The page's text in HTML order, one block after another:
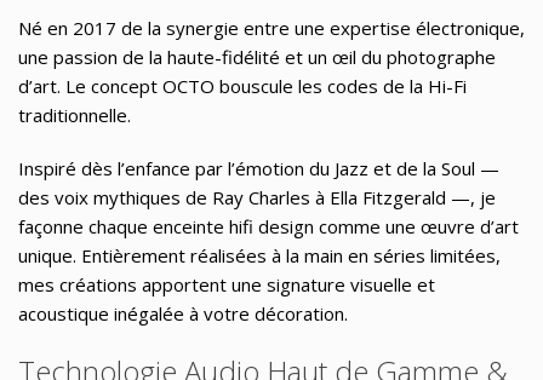
Né en 2017 de la synergie entre une expertise électronique,
une passion de la haute-fidélité et un œil du photographe
d’art. Le concept OCTO bouscule les codes de la Hi-Fi
traditionnelle.
Inspiré dès l’enfance par l’émotion du Jazz et de la Soul —
des voix mythiques de Ray Charles à Ella Fitzgerald —, je
façonne chaque enceinte hifi design comme une œuvre d’art
unique. Entièrement réalisées à la main en séries limitées,
mes créations apportent une signature visuelle et
acoustique inégalée à votre décoration.
Technologie Audio Haut de Gamme &